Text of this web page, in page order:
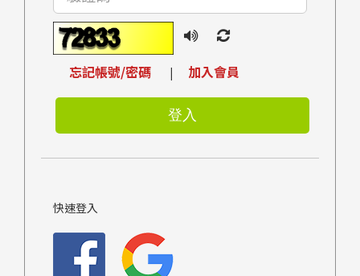
忘記帳號/密碼 | 加入會員
快速登入